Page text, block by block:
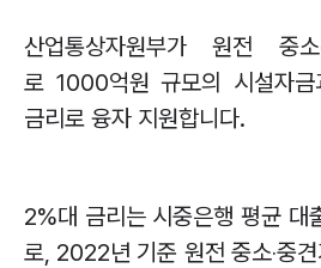
산업통상자원부가 원전 중소
로 1000억원 규모의 시설자
금리로 융자 지원합니다.
2%대 금리는 시중은행 평균 대
로, 2022년 기준 원전 중소‧중